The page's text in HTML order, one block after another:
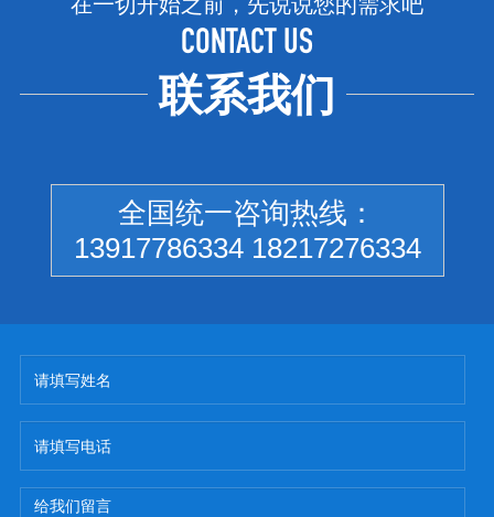
CONTACT US
联系我们
全国统一咨询热线：
13917786334 18217276334